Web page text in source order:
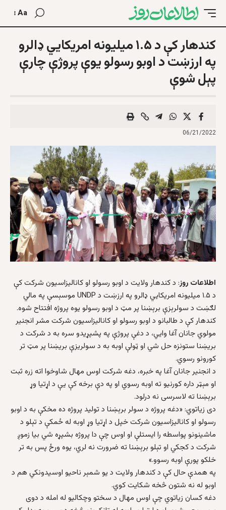
Aa
کندهار کې د ۱.۵ ميلیونه امریکایي ډالرو
په ارزښت د اوبو رسولو یوې پروژې چارې
پېل شوې
06/21/2022
اطلاعات روز: د کندهار ولايت د اوبو رسولو او کاناليزاسيون شرکت کې
د ۱.۵ ميلیونه امريکايي ډالرو په ارزښت د UNDP موسېسې په مالي
لګښت د سولرېزې برېښنا پر مټ د اوبو رسولو یوه پروژه افتتاح شوه.
کندهار کې د طالبانو د اوبو رسولو او کاناليزاسيون شرکت مشر انجنير
مولوي جانان آغا وایي، د دغې پروژې په پشپړیدو سره به د شرکت د
بریښنا ستونزه حل شي او ټولې اوبه به د سولریزې بریښنا پر مټ تر
کورونو رسوي.
د انجنير جانان آغا په خبره، دغه شرکت اوس مهال شاوخوا اته زره ثبت
او مېټر داره کورنيو ته اوبه رسوي او په دې برخه کې يې د اړتيا وړ
برېښنا ته لاسرسی‌ نه درلود.
دی زیاتوي: «دغه پروژه د سولر برېښنا د تولید پروژه ده مخکې به د اوبو
رسولو او کاناليزاسيون شرکت خپل د اړتيا وړ اوبه له ځمکې د تېلو د
ماشينونو پواسطه را ايستلې او اوس چې دا پروژه بشپړه شي بيا زموږ
شرکت د کجکي او تېلو برېښنا ته ضرورت نه لري، يوه ورځ پس به تر
خلکو پورې اوبه رسوو.»
په همدې حال کې د کندهار ولايت د يو شمېر ناحيو اوسيدونکي هم د
اوبو له نه شتون څخه شکایت کوي.
دغه کسان زياتوي چې اوس مهال د سختو وچکاليو له امله د دوی